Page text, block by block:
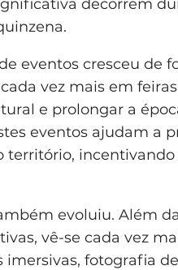
decorrem
eventos cresceu de
vez mais em
e prolongar a
eventos ajudam a
território,
evoluiu. Além
vê-se cada vez
imersivas, fotografia